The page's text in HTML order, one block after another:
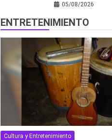
05/08/2026
ENTRETENIMIENTO
Cultura y Entretenimiento